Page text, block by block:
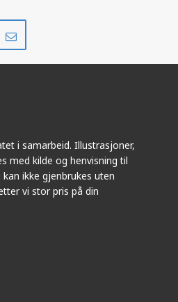
på
i samarbeid. Illustrasjoner,
med kilde og henvisning til
ikke gjenbrukes uten
vi stor pris på din